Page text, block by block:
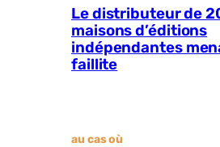
Le distributeur de
maisons d’éditions
indépendantes
faillite
au cas où